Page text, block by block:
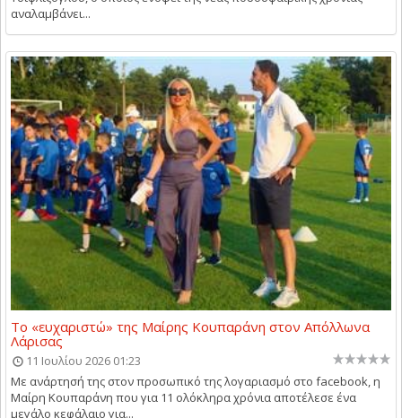
αναλαμβάνει...
Το «ευχαριστώ» της Μαίρης Κουπαράνη στον Απόλλωνα
Λάρισας
11 Ιουλίου 2026 01:23
Με ανάρτησή της στον προσωπικό της λογαριασμό στο facebook, η
Μαίρη Κουπαράνη που για 11 ολόκληρα χρόνια αποτέλεσε ένα
μεγάλο κεφάλαιο για...